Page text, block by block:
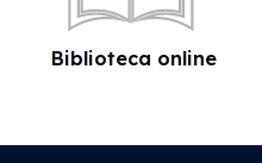
Biblioteca online